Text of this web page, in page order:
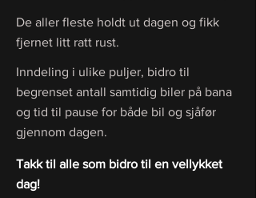
De aller fleste holdt ut dagen og fikk
fjernet litt ratt rust.
Inndeling i ulike puljer, bidro til
begrenset antall samtidig biler på bana
og tid til pause for både bil og sjåfør
gjennom dagen.
Takk til alle som bidro til en vellykket
dag!